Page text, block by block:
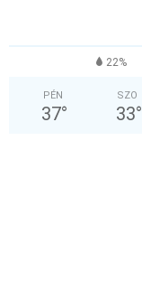
22%
PÉN
37°
SZO
33°